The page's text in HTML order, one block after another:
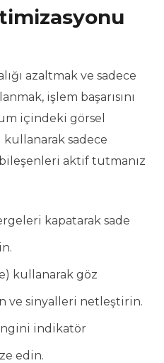
azaltmak ve sadece
işlem başarısını
içindeki görsel
sadece
aktif tutmanız
kapatarak sade
kullanarak göz
ve sinyalleri netleştirin.
indikatör
edin.